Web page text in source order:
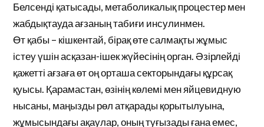
Белсенді қатысады, метаболикалық процестер мен
жабдықтауда ағзаның табиғи инсулинмен.
Өт қабы – кішкентай, бірақ өте салмақты жұмыс
істеу үшін асқазан-ішек жүйесінің орган. Әзірлейді
қажетті ағзаға өт оң орташа секторындағы құрсақ
қуысы. Қарамастан, өзінің көлемі мен яйцевидную
нысаны, маңызды рөл атқарады қорытылуына,
жұмысындағы ақаулар, оның туғызады ғана емес,